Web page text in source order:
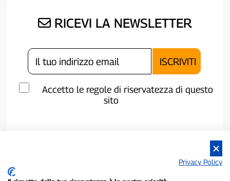
RICEVI LA NEWSLETTER
Accetto le regole di riservatezza di questo
sito
Privacy Policy